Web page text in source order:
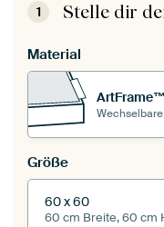
1 Stelle dir
Material
ArtFrame™
Größe
60 x 60
60 cm Breite, 60 cm